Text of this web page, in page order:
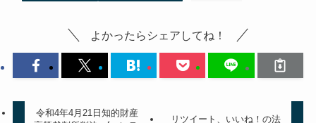
よかったらシェアしてね！
令和4年4月21日知的財産
リツイート、いいね！の法